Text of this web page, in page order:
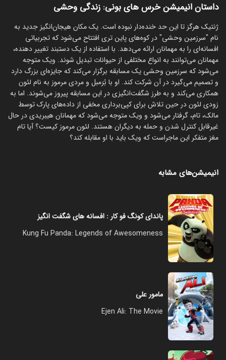
داستان انیمیشن خرس های بونی: زندگی وحشی
ژنتیک هرگز تا این حد خنده‌دار نبوده است. یک مکان هیجان‌انگیز جدید به
نام "سرزمین وحشی" در کوه‌های پاین تری افتتاح می‌شود که تجربیاتی
افسانه‌ای را به مهمانان ارائه می‌دهد. با استفاده از یک دستبند تغییر دهنده،
مهمانان می‌توانند به انواع مختلفی از حیوانات تبدیل شوند. ویک متوجه
می‌شود که سرزمین وحشی یک مسابقه برگزار می‌کند که جایزه‌ای بزرگ دارد
و تصمیم می‌گیرد در آن شرکت کند. او با بُرَمبل و مردی مرموز به نام لئون
همکاری می‌کند و به طرز شگفت‌انگیزی در این مسابقه پیروز می‌شوند. اما به
زودی لئون در حین تلاش برای کپی‌برداری مخفی از داده‌های پارک توسط
مالک، تام، گرفتار می‌شود و ویک متوجه می‌شود که مهمانان هیبریدی در حال
غیرقابل کنترل شدن و حمله به دیگران هستند. لئون مرموز کیست؟ آیا تام
مغز متفکر این ماجراست که ویک باید با او مقابله کند؟
انیمیشن‌های مشابه
پاندای کونگ فو کار : افسانه های شگفت انگیز
Kung Fu Panda: Legends of Awesomeness
مامور علی
Ejen Ali: The Movie